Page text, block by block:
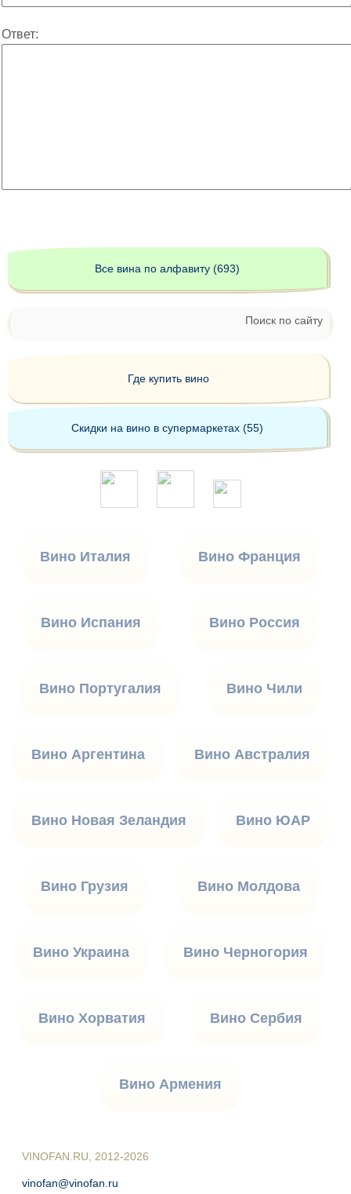
Ответ:
Все вина по алфавиту (693)
Поиск по сайту
Где купить вино
Скидки на вино в супермаркетах (55)
Вино Италия Вино Франция
Вино Испания Вино Россия
Вино Португалия Вино Чили
Вино Аргентина Вино Австралия
Вино Новая Зеландия Вино ЮАР
Вино Грузия Вино Молдова
Вино Украина Вино Черногория
Вино Хорватия Вино Сербия
Вино Армения
VINOFAN.RU, 2012-2026
vinofan@vinofan.ru